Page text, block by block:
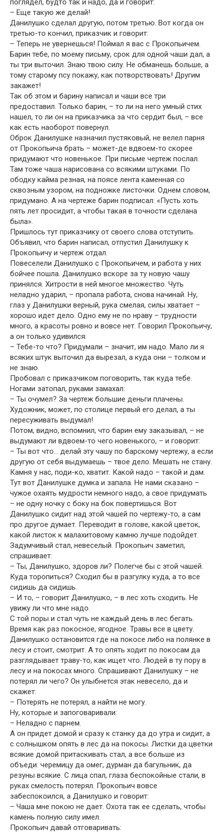
поглядел, будто так и надо, да и говорит:
– Еще такую же делай!
Данилушко сделал другую, потом третью. Вот когда он
третью-то кончил, приказчик и говорит:
– Теперь не увернешься! Поймал я вас с Прокопьичем.
Барин тебе, по моему письму, срок для одной чаши дал, а
ты три выточил. Знаю твою силу. Не обманешь больше, а
тому старому псу покажу, как потворствовать! Другим
закажет!
Так об этом и барину написал и чаши все три
предоставил. Только барин, – то ли на него умный стих
нашел, то ли он на приказчика за что сердит был, – все
как есть наоборот повернул.
Оброк Данилушке назначил пустяковый, не велел парня
от Прокопьича брать – может-де вдвоем-то скорее
придумают что новенькое. При письме чертеж послал.
Там тоже чаша нарисована со всякими штуками. По
ободку кайма резная, на поясе лента каменная со
сквозным узором, на подножке листочки. Однем словом,
придумано. А на чертеже барин подписал: «Пусть хоть
пять лет просидит, а чтобы такая в точности сделана
была».
Пришлось тут приказчику от своего слова отступить.
Объявил, что барин написал, отпустил Данилушку к
Прокопьичу и чертеж отдал.
Повеселели Данилушко с Прокопьичем, и работа у них
бойчее пошла. Данилушко вскоре за ту новую чашу
принялся. Хитрости в ней многое множество. Чуть
неладно ударил, – пропала работа, снова начинай. Ну,
глаз у Данилушки верный, рука смелая, силы хватает –
хорошо идет дело. Одно ему не по нраву – трудности
много, а красоты ровно и вовсе нет. Говорил Прокопьичу,
а он только удивился:
– Тебе-то что? Придумали – значит, им надо. Мало ли я
всяких штук выточил да вырезал, а куда они – толком и
не знаю.
Пробовал с приказчиком поговорить, так куда тебе.
Ногами затопал, руками замахал:
– Ты очумел? За чертеж большие деньги плачены.
Художник, может, по столице первый его делал, а ты
пересуживать выдумал!
Потом, видно, вспомнил, что барин ему заказывал, – не
выдумают ли вдвоем-то чего новенького, – и говорит:
– Ты вот что… делай эту чашу по барскому чертежу, а если
другую от себя выдумаешь – твое дело. Мешать не стану.
Камня у нас, поди-ко, хватит. Какой надо – такой и дам.
Тут вот Данилушке думка и запала. Не нами сказано –
чужое охаять мудрости немного надо, а свое придумать
– не одну ночку с боку на бок повертишься. Вот
Данилушко сидит над этой чашей по чертежу-то, а сам
про другое думает. Переводит в голове, какой цветок,
какой листок к малахитовому камню лучше подойдет.
Задумчивый стал, невеселый. Прокопьич заметил,
спрашивает:
– Ты, Данилушко, здоров ли? Полегче бы с этой чашей.
Куда торопиться? Сходил бы в разгулку куда, а то все
сидишь да сидишь.
– И то, – говорит Данилушко, – в лес хоть сходить. Не
увижу ли что мне надо.
С той поры и стал чуть не каждый день в лес бегать.
Время как раз покосное, ягодное. Травы все в цвету.
Данилушко остановится где на покосе либо на полянке в
лесу и стоит, смотрит. А то опять ходит по покосам да
разглядывает траву-то, как ищет что. Людей в ту пору в
лесу и на покосах много. Спрашивают Данилушку – не
потерял ли чего? Он улыбнется этак невесело, да и
скажет:
– Потерять не потерял, а найти не могу.
Ну, которые и запоговаривали:
– Неладно с парнем.
А он придет домой и сразу к станку да до утра и сидит, а
с солнышком опять в лес да на покосы. Листки да цветки
всякие домой притаскивать стал, а все больше из
объеди: черемицу да омег, дурман да багульник, да
резуны всякие. С лица спал, глаза беспокойные стали, в
руках смелость потерял. Прокопьич вовсе
забеспокоился, а Данилушко и говорит:
– Чаша мне покою не дает. Охота так ее сделать, чтобы
камень полную силу имел.
Прокопьич давай отговаривать: